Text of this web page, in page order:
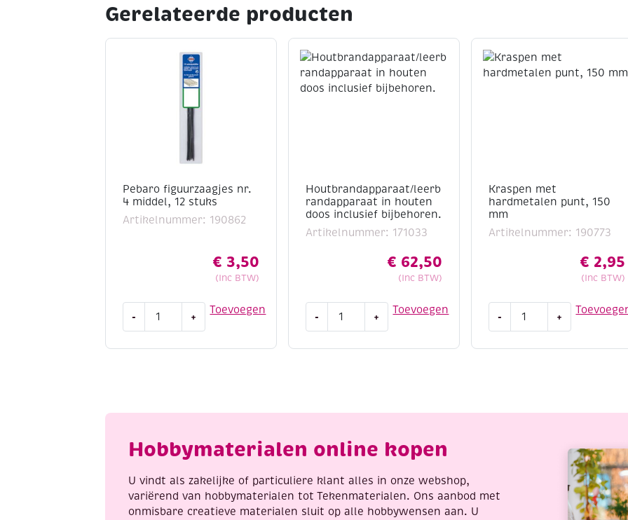
Gerelateerde producten
Pebaro figuurzaagjes nr.
4 middel, 12 stuks
Artikelnummer: 190862
€ 3,50
(Inc BTW)
Toevoegen
-
figuurzaagjes
aantal
+
Houtbrandapparaat/leerb
randapparaat in houten
doos inclusief bijbehoren.
Artikelnummer: 171033
€ 62,50
(Inc BTW)
Toevoegen
-
Houtbrandapparaat/leerbrandapparaat
+
Kraspen met
hardmetalen punt, 150
mm
Artikelnummer: 190773
€ 2,95
(Inc BTW)
- +
Hobbymaterialen online kopen
U vindt als zakelijke of particuliere klant alles in onze webshop,
variërend van hobbymaterialen tot Tekenmaterialen. Ons aanbod met
onmisbare creatieve materialen sluit op alle hobbywensen aan. U